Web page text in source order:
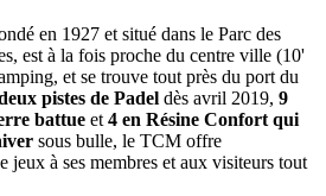
en 1927 et situé dans le Parc des
est à la fois proche du centre ville (10'
et se trouve tout près du port du
pistes de Padel dès avril 2019, 9
battue et 4 en Résine Confort qui
sous bulle, le TCM offre
jeux à ses membres et aux visiteurs tout